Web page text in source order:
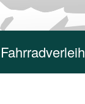
Fahrradverleih